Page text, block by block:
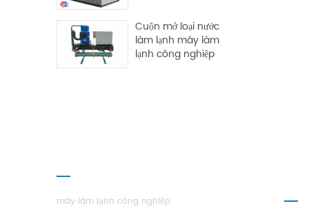
Cuộn mở loại nước
làm lạnh máy làm
lạnh công nghiệp
máy làm lạnh công nghiệp